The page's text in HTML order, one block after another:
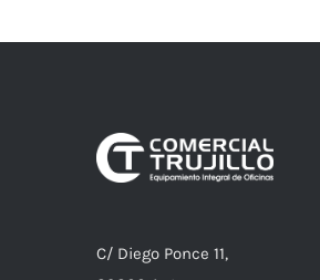
C/ Diego Ponce 11,